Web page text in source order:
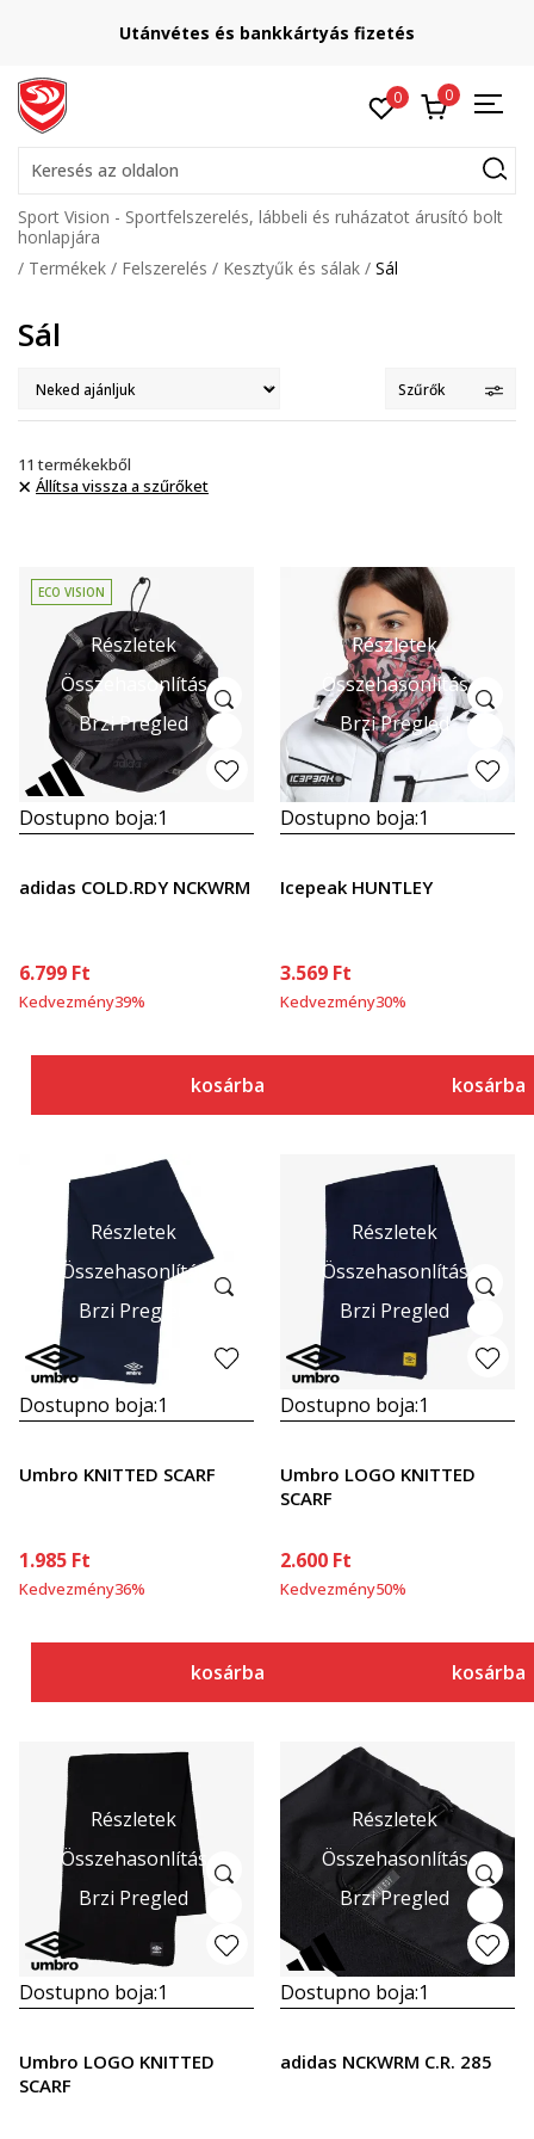
Utánvétes és bankkártyás fizetés
0 0
Keresés az oldalon
Sport Vision - Sportfelszerelés, lábbeli és ruházatot árusító bolt
honlapjára
Termékek
Felszerelés Kesztyűk és sálak Sál
Sál
Szűrők
11 termékekből
Állítsa vissza a szűrőket
Részletek
Összehasonlítás
Brzi Pregled
ECO VISION
Dostupno boja:1
adidas COLD.RDY NCKWRM
6.799 Ft
Kedvezmény39%
kosárba
Részletek
Összehasonlítás
Brzi Pregled
Dostupno boja:1
Icepeak HUNTLEY
3.569 Ft
Kedvezmény30%
kosárba
Részletek
Összehasonlítás
Brzi Pregled
Dostupno boja:1
Umbro KNITTED SCARF
1.985 Ft
Kedvezmény36%
kosárba
Részletek
Összehasonlítás
Brzi Pregled
Dostupno boja:1
Umbro LOGO KNITTED
SCARF
2.600 Ft
Kedvezmény50%
kosárba
Részletek
Összehasonlítás
Brzi Pregled
Dostupno boja:1
Umbro LOGO KNITTED
SCARF
Részletek
Összehasonlítás
Brzi Pregled
Dostupno boja:1
adidas NCKWRM C.R. 285